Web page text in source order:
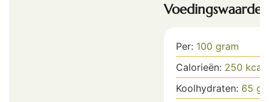
Voedingswaarde
Per: 100 gram
Calorieën: 250 kcal
Koolhydraten: 65